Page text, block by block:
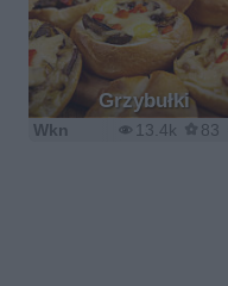
Grzybułki
13.4k 83
Wkn